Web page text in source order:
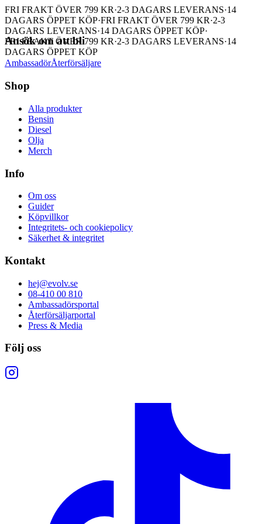
FRI FRAKT ÖVER 799 KR·2-3 DAGARS LEVERANS·14
DAGARS ÖPPET KÖP·FRI FRAKT ÖVER 799 KR·2-3
DAGARS LEVERANS·14 DAGARS ÖPPET KÖP·
FRI FRAKT ÖVER 799 KR·2-3 DAGARS LEVERANS·14
DAGARS ÖPPET KÖP
Ansök om att bli
AmbassadörÅterförsäljare
Shop
Alla produkter
Bensin
Diesel
Olja
Merch
Info
Om oss
Guider
Köpvillkor
Integritets- och cookiepolicy
Säkerhet & integritet
Kontakt
hej@evolv.se
08-410 00 810
Ambassadörsportal
Återförsäljarportal
Press & Media
Följ oss